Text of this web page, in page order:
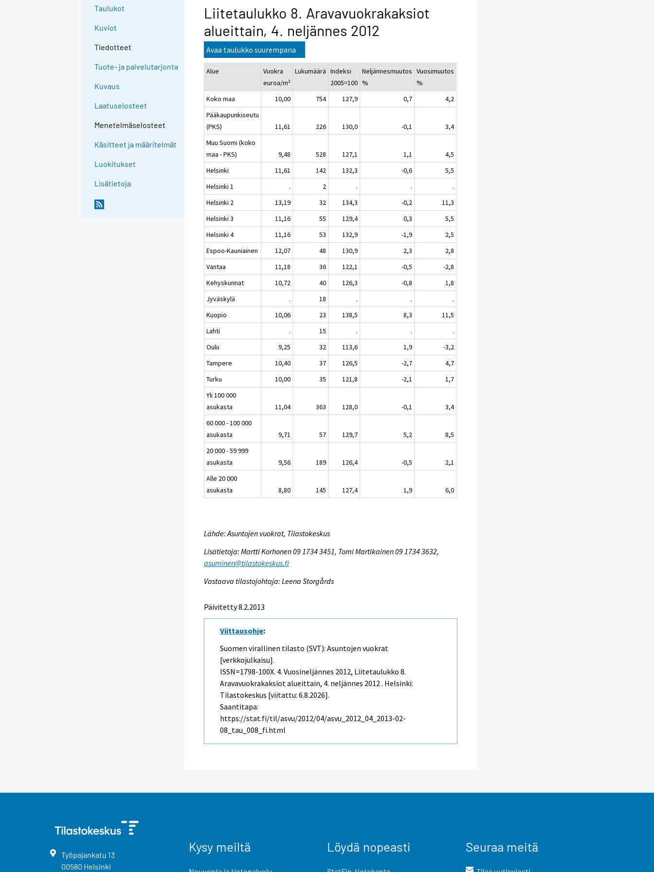
Taulukot
Kuviot
Tiedotteet
Tuote- ja palvelutarjonta
Kuvaus
Laatuselosteet
Menetelmäselosteet
Käsitteet ja määritelmät
Luokitukset
Lisätietoja
Liitetaulukko 8. Aravavuokrakaksiot
alueittain, 4. neljännes 2012
Avaa taulukko suurempana
Alue
Vuokra
euroa/m²
Lukumäärä Indeksi
2005=100
Neljännesmuutos
%
Vuosimuutos
%
Koko maa
10,00 754 127,9 0,7
4,2
Pääkaupunkiseutu
(PKS)
11,61 226 130,0 -0,1
3,4
Muu Suomi (koko
maa - PKS)
9,48 528 127,1 1,1
4,5
Helsinki
11,61 142 132,3 -0,6
5,5
Helsinki 1
. 2 . .
.
Helsinki 2
13,19 32 134,3 -0,2
11,3
Helsinki 3
11,16 55 129,4 0,3
5,5
Helsinki 4
11,16 53 132,9 -1,9
2,5
Espoo-Kauniainen
12,07 48 130,9 2,3
2,8
Vantaa
11,18 36 122,1 -0,5
-2,8
Kehyskunnat
10,72 40 126,3 -0,8
1,8
Jyväskylä
. 18 . .
.
Kuopio
10,06 23 138,5 8,3
11,5
Lahti
. 15 . .
.
Oulu
9,25 32 113,6 1,9
-3,2
Tampere
10,40 37 126,5 -2,7
4,7
Turku
10,00 35 121,8 -2,1
1,7
Yli 100 000
asukasta
11,04 363 128,0 -0,1
3,4
60 000 - 100 000
asukasta
9,71 57 129,7 5,2
8,5
20 000 - 59 999
asukasta
9,56 189 126,4 -0,5
2,1
Alle 20 000
asukasta
8,80 145 127,4 1,9 6,0
Lähde: Asuntojen vuokrat, Tilastokeskus
Lisätietoja: Martti Korhonen 09 1734 3451, Tomi Martikainen 09 1734 3632,
asuminen@tilastokeskus.fi
Vastaava tilastojohtaja: Leena Storgårds
Päivitetty 8.2.2013
Viittausohje:
Suomen virallinen tilasto (SVT): Asuntojen vuokrat
[verkkojulkaisu].
ISSN=1798-100X. 4. Vuosineljännes 2012, Liitetaulukko 8.
Aravavuokrakaksiot alueittain, 4. neljännes 2012 . Helsinki:
Tilastokeskus [viitattu: 6.8.2026].
Saantitapa:
https://stat.fi/til/asvu/2012/04/asvu_2012_04_2013-02-
08_tau_008_fi.html
Työpajankatu 13
00580 Helsinki
Kysy meiltä Löydä nopeasti Seuraa meitä